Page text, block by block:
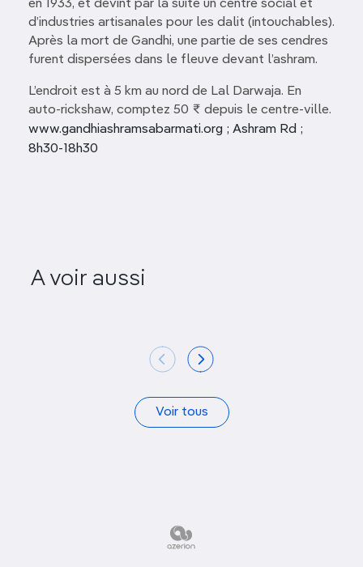
en 1933, et devint par la suite un centre social et
d’industries artisanales pour les dalit (intouchables).
Après la mort de Gandhi, une partie de ses cendres
furent dispersées dans le fleuve devant l’ashram.
L’endroit est à 5 km au nord de Lal Darwaja. En
auto-rickshaw, comptez 50 ₹ depuis le centre-ville.
www.gandhiashramsabarmati.org ; Ashram Rd ;
8h30-18h30
A voir aussi
Zampa Gateway
Voir tous